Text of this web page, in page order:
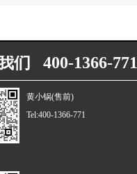
们 400-1366-771
黄小锅(售前)
Tel:400-1366-771